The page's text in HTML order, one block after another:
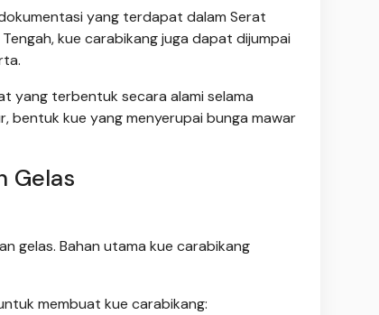
yang terdapat dalam Serat
kue carabikang juga dapat dijumpai
yang terbentuk secara alami selama
bentuk kue yang menyerupai bunga mawar
Gelas
gelas. Bahan utama kue carabikang
membuat kue carabikang: